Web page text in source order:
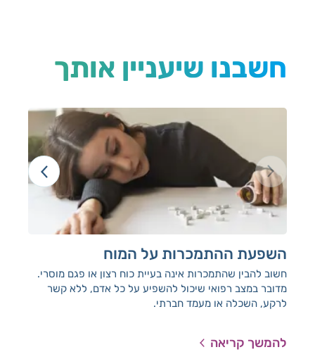
חשבנו שיעניין אותך
השפעת ההתמכרות על המוח
חשוב להבין שהתמכרות אינה בעיית כוח רצון או פגם מוסרי.
מדובר במצב רפואי שיכול להשפיע על כל אדם, ללא קשר
לרקע, השכלה או מעמד חברתי.
להמשך קריאה